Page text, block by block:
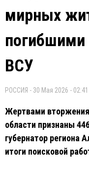
мирных
погибшими
ВСУ
РОССИЯ - 30 Мая 2026 -
Жертвами
области признаны
губернатор региона
итоги поисковой